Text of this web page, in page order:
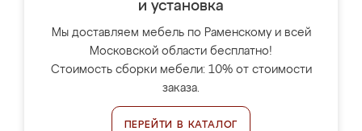
и установка
Мы доставляем мебель по Раменскому и всей
Московской области бесплатно!
Стоимость сборки мебели: 10% от стоимости
заказа.
ПЕРЕЙТИ В КАТАЛОГ